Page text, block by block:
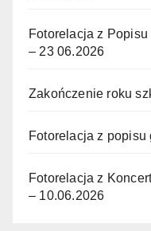
Fotorelacja z
– 23 06.2026
Zakończenie roku
Fotorelacja z
Fotorelacja z
– 10.06.2026